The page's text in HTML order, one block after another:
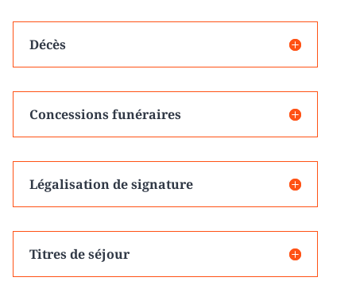
Décès
Concessions funéraires
Légalisation de signature
Titres de séjour